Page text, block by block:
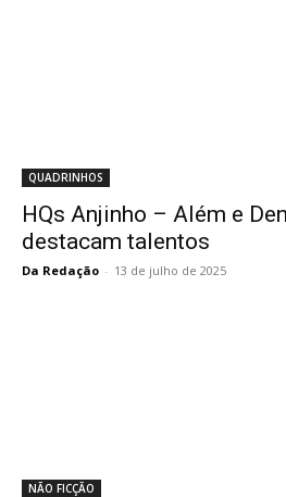
QUADRINHOS
HQs Anjinho – Além e
destacam talentos
Da Redação - 13 de julho de 2025
NÃO FICÇÃO